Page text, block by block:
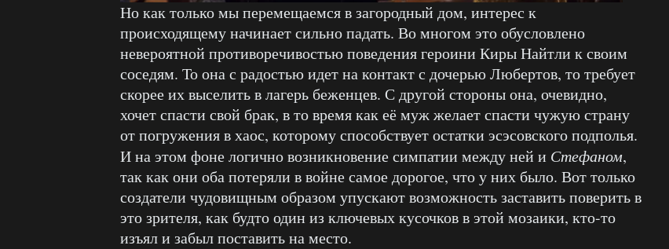
Но как только мы перемещаемся в загородный дом, интерес к
происходящему начинает сильно падать. Во многом это обусловлено
невероятной противоречивостью поведения героини Киры Найтли к своим
соседям. То она с радостью идет на контакт с дочерью Любертов, то требует
скорее их выселить в лагерь беженцев. С другой стороны она, очевидно,
хочет спасти свой брак, в то время как её муж желает спасти чужую страну
от погружения в хаос, которому способствует остатки эсэсовского подполья.
И на этом фоне логично возникновение симпатии между ней и Стефаном,
так как они оба потеряли в войне самое дорогое, что у них было. Вот только
создатели чудовищным образом упускают возможность заставить поверить в
это зрителя, как будто один из ключевых кусочков в этой мозаики, кто-то
изъял и забыл поставить на место.